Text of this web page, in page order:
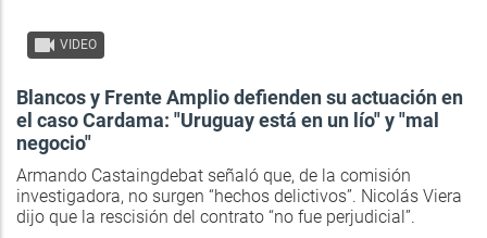
VIDEO
Blancos y Frente Amplio defienden su actuación en
el caso Cardama: "Uruguay está en un lío" y "mal
negocio"
Armando Castaingdebat señaló que, de la comisión
investigadora, no surgen “hechos delictivos”. Nicolás Viera
dijo que la rescisión del contrato “no fue perjudicial”.